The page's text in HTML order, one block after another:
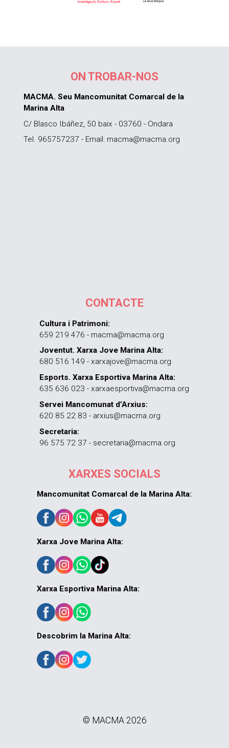
ON TROBAR-NOS
MACMA. Seu Mancomunitat Comarcal de la
Marina Alta
C/ Blasco Ibáñez, 50 baix - 03760 - Ondara
Tel. 965757237 - Email: macma@macma.org
CONTACTE
Cultura i Patrimoni:
659 219 476 - macma@macma.org
Joventut. Xarxa Jove Marina Alta:
680 516 149 - xarxajove@macma.org
Esports. Xarxa Esportiva Marina Alta:
635 636 023 - xarxaesportiva@macma.org
Servei Mancomunat d’Arxius:
620 85 22 83 - arxius@macma.org
Secretaria:
96 575 72 37 - secretaria@macma.org
XARXES SOCIALS
Mancomunitat Comarcal de la Marina Alta:
Xarxa Jove Marina Alta:
Xarxa Esportiva Marina Alta:
Descobrim la Marina Alta:
© MACMA 2026